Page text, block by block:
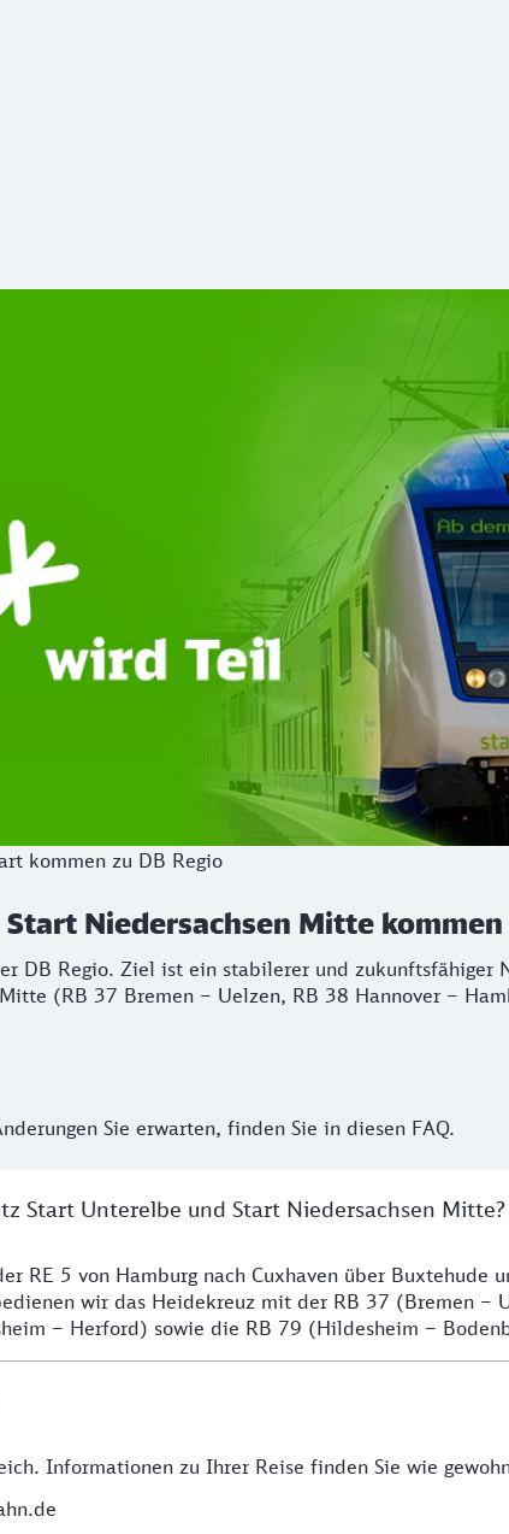
Niedersachsen Mitte kommen
DB Regio. Ziel ist ein stabilerer und zukunftsfähiger
kommen zu DB Regio
Niedersachsen Mitte kommen
DB Regio. Ziel ist ein stabilerer und
(RB 37 Bremen – Uelzen, RB 38 Hannover –
Sie erwarten, finden Sie in diesen FAQ.
Start Unterelbe und Start Niedersachsen Mitte?
RE 5 von Hamburg nach Cuxhaven über Buxtehude
wir das Heidekreuz mit der RB 37 (Bremen –
– Herford) sowie die RB 79 (Hildesheim –
Informationen zu Ihrer Reise finden Sie wie